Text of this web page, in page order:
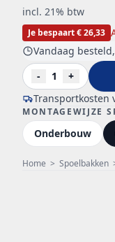
Home > Spoelbakken
incl. 21% btw
Je bespaart € 26,33
Transportkosten
Vandaag
-
1 +
MONTAGEWIJZE
Onderbouw